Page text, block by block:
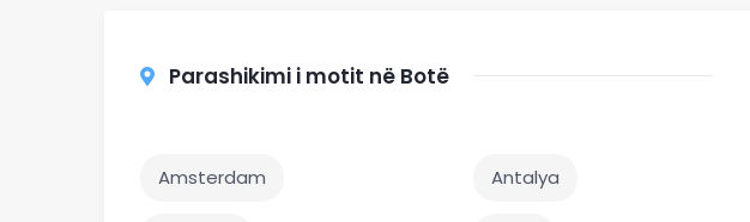
Parashikimi i motit në Botë
Amsterdam Antalya